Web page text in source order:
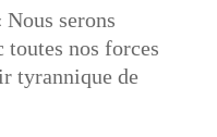
serons
toutes nos forces
tyrannique de